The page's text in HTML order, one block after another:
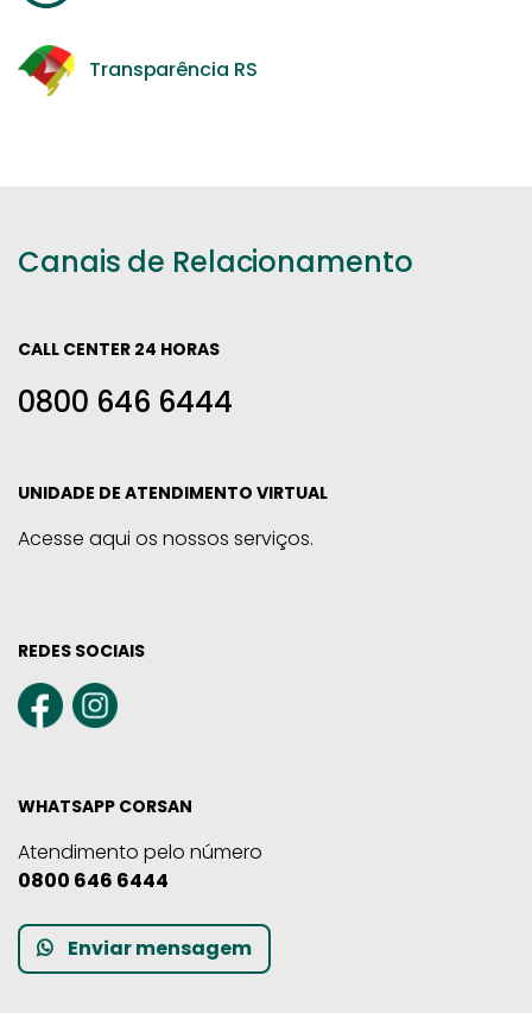
Transparência RS
Canais de Relacionamento
CALL CENTER 24 HORAS
0800 646 6444
UNIDADE DE ATENDIMENTO VIRTUAL
Acesse aqui os nossos serviços.
REDES SOCIAIS
WHATSAPP CORSAN
Atendimento pelo número
0800 646 6444
Enviar mensagem